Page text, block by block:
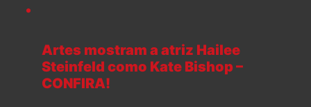
Artes mostram a atriz Hailee
Steinfeld como Kate Bishop –
CONFIRA!